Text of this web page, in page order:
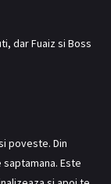
dar Fuaiz si Boss
poveste. Din
Este